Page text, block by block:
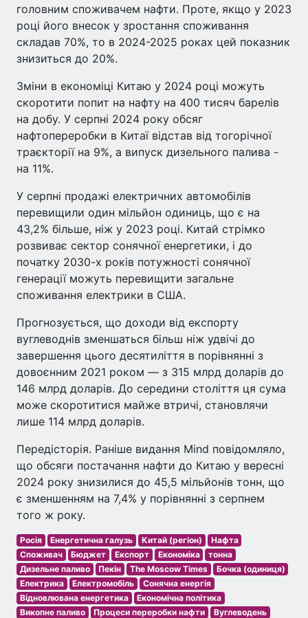
головним споживачем нафти. Проте, якщо у 2023
році його внесок у зростання споживання
складав 70%, то в 2024-2025 роках цей показник
знизиться до 20%.
Зміни в економіці Китаю у 2024 році можуть
скоротити попит на нафту на 400 тисяч барелів
на добу. У серпні 2024 року обсяг
нафтопереробки в Китаї відстав від тогорічної
траєкторії на 9%, а випуск дизельного палива -
на 11%.
У серпні продажі електричних автомобілів
перевищили один мільйон одиниць, що є на
43,2% більше, ніж у 2023 році. Китай стрімко
розвиває сектор сонячної енергетики, і до
початку 2030-х років потужності сонячної
генерації можуть перевищити загальне
споживання електрики в США.
Прогнозується, що доходи від експорту
вуглеводнів зменшаться більш ніж удвічі до
завершення цього десятиліття в порівнянні з
довоєнним 2021 роком — з 315 млрд доларів до
146 млрд доларів. До середини століття ця сума
може скоротитися майже втричі, становлячи
лише 114 млрд доларів.
Передісторія. Раніше видання Mind повідомляло,
що обсяги постачання нафти до Китаю у вересні
2024 року знизилися до 45,5 мільйонів тонн, що
є зменшенням на 7,4% у порівнянні з серпнем
того ж року.
Росія Енергетична галузь Китай (регіон)
Нафта
Споживач
Бюджет Експорт Економіка
тонна
Дизельне паливо
Пекін The Moscow Times
Бочка (одиниця)
Електрика
Електромобіль
Сонячна енергія
Відновлювана енергетика
Економічна політика
Викопне паливо
Процеси переробки нафти Вуглеводень